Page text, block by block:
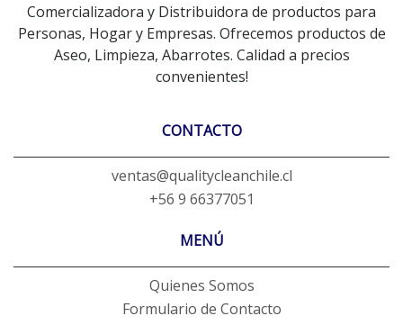
Comercializadora y Distribuidora de productos para
Personas, Hogar y Empresas. Ofrecemos productos de
Aseo, Limpieza, Abarrotes. Calidad a precios
convenientes!
CONTACTO
ventas@qualitycleanchile.cl
+56 9 66377051
MENÚ
Quienes Somos
Formulario de Contacto